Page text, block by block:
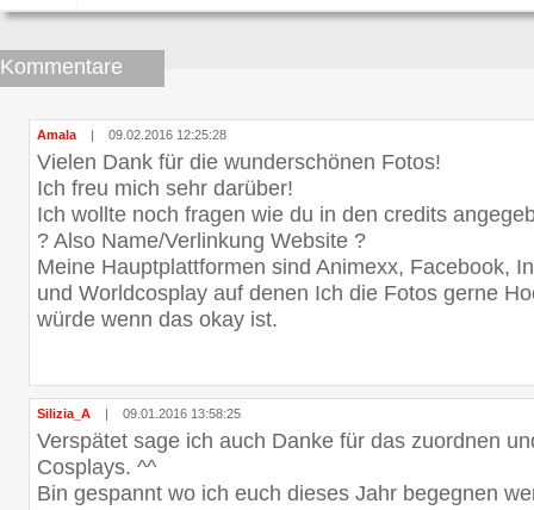
Kommentare
Amala | 09.02.2016 12:25:28
Vielen Dank für die wunderschönen Fotos!
Ich freu mich sehr darüber!
Ich wollte noch fragen wie du in den credits
? Also Name/Verlinkung Website ?
Meine Hauptplattformen sind Animexx, Facebook,
und Worldcosplay auf denen Ich die Fotos gerne
würde wenn das okay ist.
Silizia_A | 09.01.2016 13:58:25
Verspätet sage ich auch Danke für das zuordnen
Cosplays. ^^
Bin gespannt wo ich euch dieses Jahr begegnen